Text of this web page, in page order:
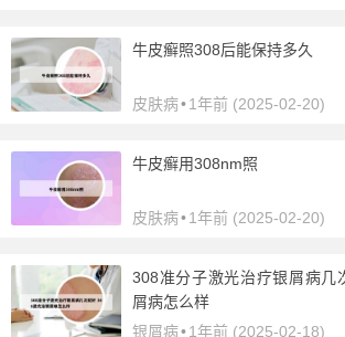
牛皮癣照308后能保持多久
皮肤病•1年前 (2025-02-20)
牛皮癣用308nm照
皮肤病•1年前 (2025-02-20)
308准分子激光治疗银屑病几
屑病怎么样
银屑病•1年前 (2025-02-18)